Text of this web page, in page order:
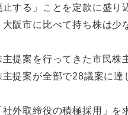
する」ことを定款に盛
阪市に比べて持ち株は
提案を行ってきた市民
提案が全部で28議案に
外取締役の積極採用」